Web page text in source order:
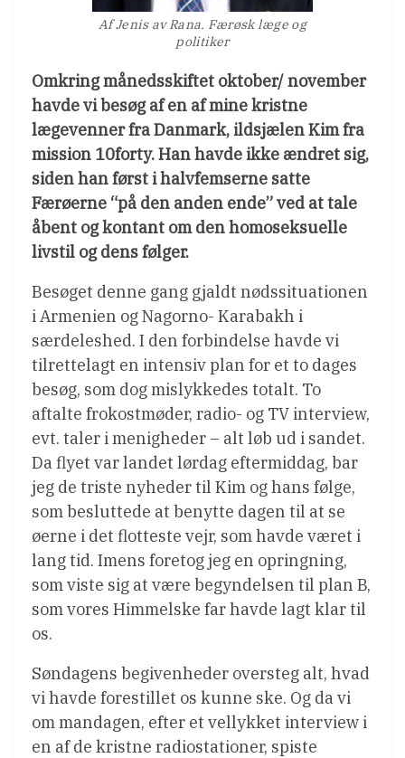
Af Jenis av Rana. Færøsk læge og
politiker
Omkring månedsskiftet oktober/ november
havde vi besøg af en af mine kristne
lægevenner fra Danmark, ildsjælen Kim fra
mission 10forty. Han havde ikke ændret sig,
siden han først i halvfemserne satte
Færøerne “på den anden ende” ved at tale
åbent og kontant om den homoseksuelle
livstil og dens følger.
Besøget denne gang gjaldt nødssituationen
i Armenien og Nagorno- Karabakh i
særdeleshed. I den forbindelse havde vi
tilrettelagt en intensiv plan for et to dages
besøg, som dog mislykkedes totalt. To
aftalte frokostmøder, radio- og TV interview,
evt. taler i menigheder – alt løb ud i sandet.
Da flyet var landet lørdag eftermiddag, bar
jeg de triste nyheder til Kim og hans følge,
som besluttede at benytte dagen til at se
øerne i det flotteste vejr, som havde været i
lang tid. Imens foretog jeg en opringning,
som viste sig at være begyndelsen til plan B,
som vores Himmelske far havde lagt klar til
os.
Søndagens begivenheder oversteg alt, hvad
vi havde forestillet os kunne ske. Og da vi
om mandagen, efter et vellykket interview i
en af de kristne radiostationer, spiste